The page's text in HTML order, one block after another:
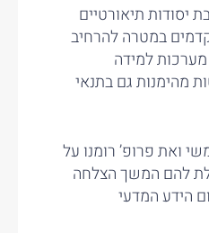
תיאורטיים
במטרה להרחיב
למידה
מהימנות גם בתנאי
ואת פרופ’ רומנו על
להם המשך הצלחה
הידע המדעי